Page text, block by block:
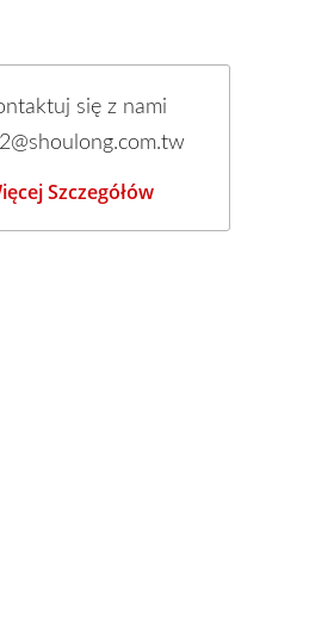
się z nami
Szczegółów